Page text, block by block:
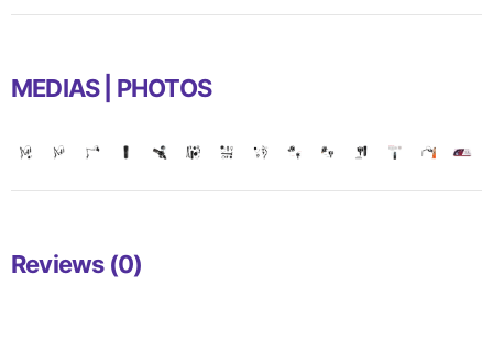
MEDIAS | PHOTOS
Reviews (0)